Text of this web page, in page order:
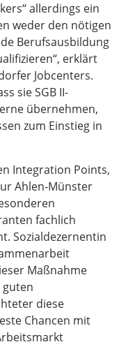
allerdings ein
weder den nötigen
Berufsausbildung
erklärt
Jobcenters.
sie SGB II-
übernehmen,
zum Einstieg in
Integration Points,
Ahlen-Münster
fachlich
Sozialdezernentin
Maßnahme
diese
Chancen mit